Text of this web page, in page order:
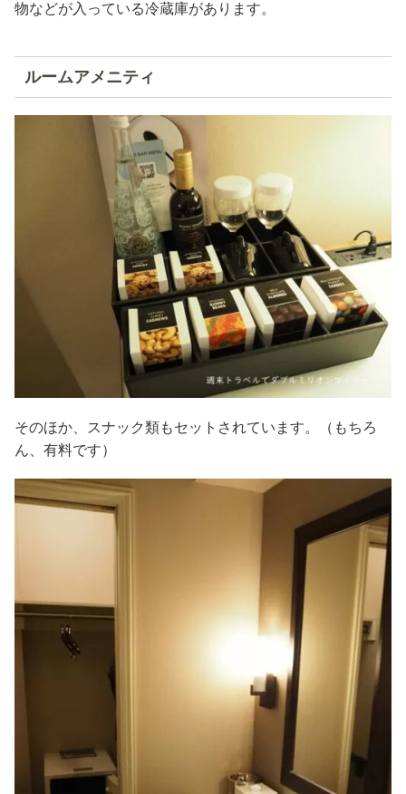
物などが入っている冷蔵庫があります。
ルームアメニティ
そのほか、スナック類もセットされています。（もちろ
ん、有料です）